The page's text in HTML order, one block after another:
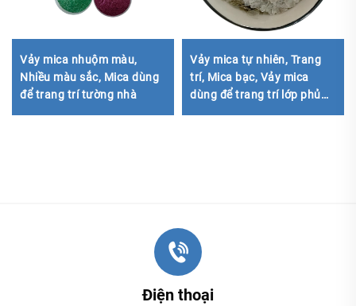
Vảy mica nhuộm màu,
Nhiều màu sắc, Mica dùng
để trang trí tường nhà
Vảy mica tự nhiên, Trang
trí, Mica bạc, Vảy mica
dùng để trang trí lớp phủ
Điện thoại